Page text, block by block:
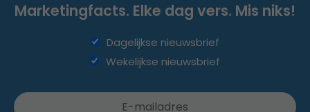
Marketingfacts. Elke dag vers. Mis niks!
Dagelijkse nieuwsbrief
Wekelijkse nieuwsbrief